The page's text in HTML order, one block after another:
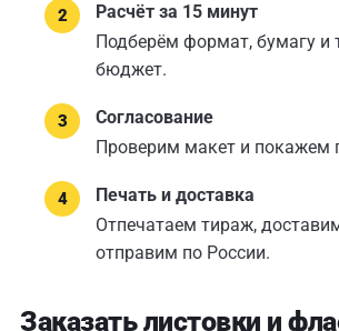
Расчёт за 15 минут
Подберём формат, бумагу и
бюджет.
Согласование
Проверим макет и покажем
Печать и доставка
Отпечатаем тираж,
отправим по России.
Заказать листовки и